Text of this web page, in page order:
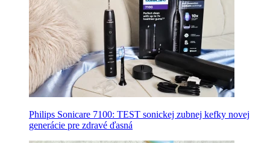
Philips Sonicare 7100: TEST sonickej zubnej kefky novej
generácie pre zdravé ďasná